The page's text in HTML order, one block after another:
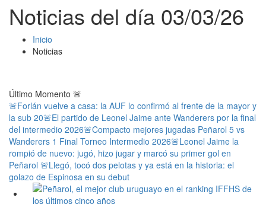
Noticias del día 03/03/26
Inicio
Noticias
Último Momento 🚨
🚨Forlán vuelve a casa: la AUF lo confirmó al frente de la mayor y
la sub 20🚨El partido de Leonel Jaime ante Wanderers por la final
del intermedio 2026🚨Compacto mejores jugadas Peñarol 5 vs
Wanderers 1 Final Torneo Intermedio 2026🚨Leonel Jaime la
rompió de nuevo: jugó, hizo jugar y marcó su primer gol en
Peñarol 🚨Llegó, tocó dos pelotas y ya está en la historia: el
golazo de Espinosa en su debut